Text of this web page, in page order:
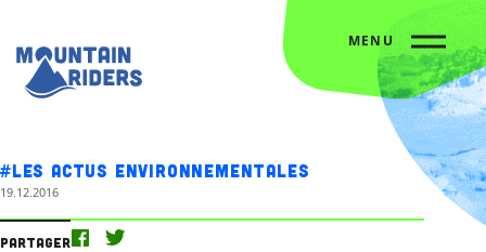
MENU
#Les actus environnementales
19.12.2016
Partager